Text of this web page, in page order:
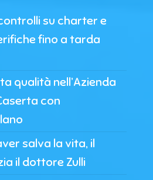
su charter e
fino a tarda
qualità nell’Azienda
con
salva la vita, il
il dottore Zulli